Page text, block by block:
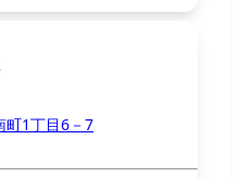
町1丁目6－7